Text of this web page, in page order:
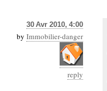
30 Avr 2010, 4:00
by Immobilier-danger
reply